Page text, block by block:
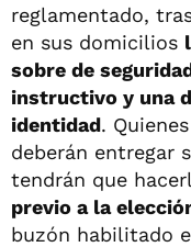
reglamentado,
en sus domicilios
sobre de
instructivo y una
identidad.
deberán entregar
tendrán que
previo a la
buzón habilitado